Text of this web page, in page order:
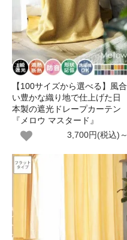
【100サイズから選べる】風合
い豊かな織り地で仕上げた日
本製の遮光ドレープカーテン
『メロウ マスタード』
3,700円(税込)～